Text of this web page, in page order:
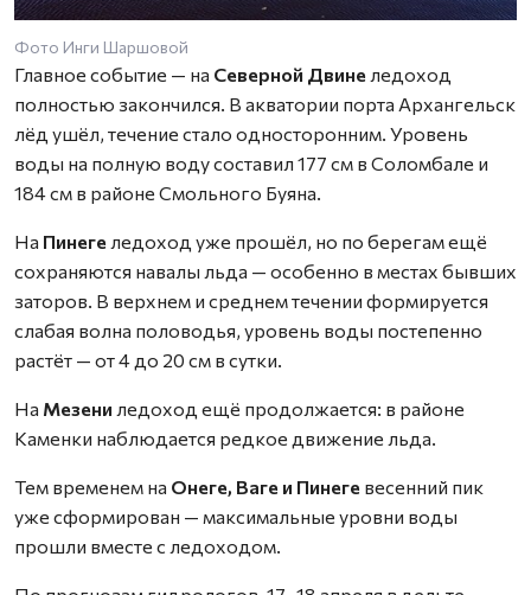
Фото Инги Шаршовой
Главное событие — на Северной Двине ледоход
полностью закончился. В акватории порта Архангельск
лёд ушёл, течение стало односторонним. Уровень
воды на полную воду составил 177 см в Соломбале и
184 см в районе Смольного Буяна.
На Пинеге ледоход уже прошёл, но по берегам ещё
сохраняются навалы льда — особенно в местах бывших
заторов. В верхнем и среднем течении формируется
слабая волна половодья, уровень воды постепенно
растёт — от 4 до 20 см в сутки.
На Мезени ледоход ещё продолжается: в районе
Каменки наблюдается редкое движение льда.
Тем временем на Онеге, Ваге и Пинеге весенний пик
уже сформирован — максимальные уровни воды
прошли вместе с ледоходом.